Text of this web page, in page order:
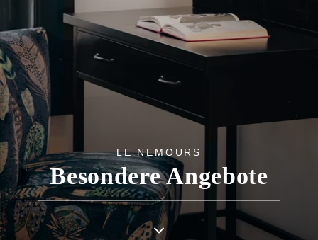
LE NEMOURS
Besondere Angebote